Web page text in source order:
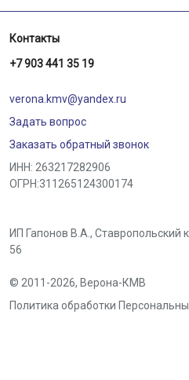
Контакты
+7 903 441 35 19
verona.kmv@yandex.ru
Задать вопрос
Заказать обратный звонок
ИНН: 263217282906
ОГРН:311265124300174
ИП Гапонов В.А., Ставропольский
56
© 2011-2026, Верона-КМВ
Политика обработки